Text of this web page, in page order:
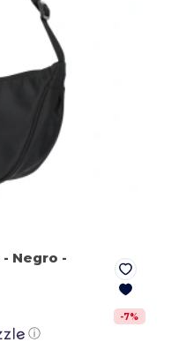
- Negro -
-7%
ⓘ